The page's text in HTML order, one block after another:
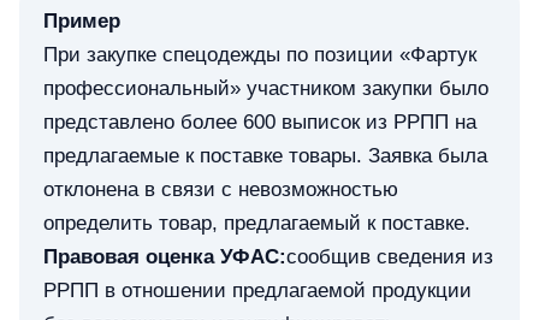
Пример
При закупке спецодежды по позиции «Фартук
профессиональный» участником закупки было
представлено более 600 выписок из РРПП на
предлагаемые к поставке товары. Заявка была
отклонена в связи с невозможностью
определить товар, предлагаемый к поставке.
Правовая оценка УФАС:сообщив сведения из
РРПП в отношении предлагаемой продукции